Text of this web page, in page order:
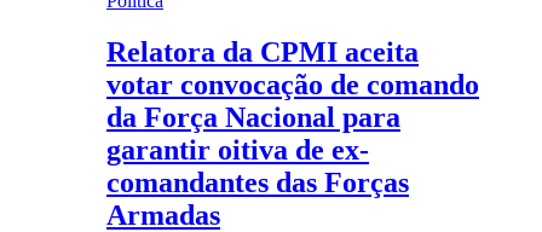
Relatora da CPMI aceita
votar convocação de comando
da Força Nacional para
garantir oitiva de ex-
comandantes das Forças
Armadas